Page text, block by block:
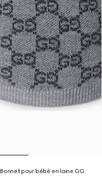
Bonnet pour bébé en laine GG